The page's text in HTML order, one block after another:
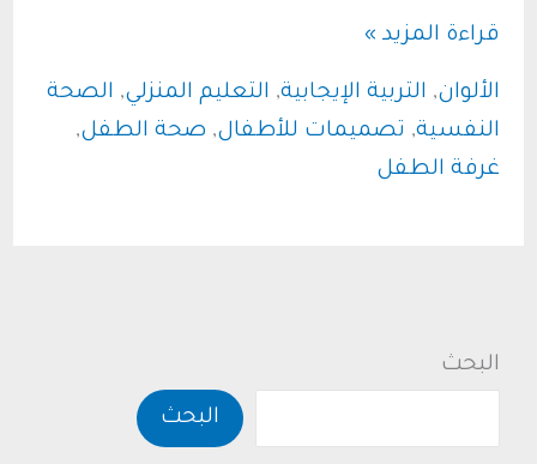
تصميم
غرفة
قراءة المزيد »
الألوان, التربية الإيجابية, التعليم المنزلي, الصحة
النفسية, تصميمات للأطفال, صحة الطفل,
غرفة الطفل
البحث
البحث